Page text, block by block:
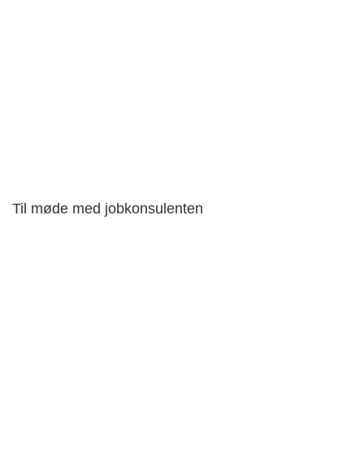
Til møde med jobkonsulenten